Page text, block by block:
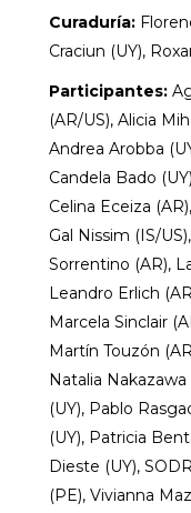
Curaduría:
Craciun (UY),
Participantes:
(AR/US), Alicia
Andrea Arobba
Candela Bado
Celina Eceiza
Gal Nissim (IS/
Sorrentino (AR),
Leandro Erlich
Marcela Sinclair
Martín Touzón
Natalia
(UY), Pablo
(UY), Patricia
Dieste (UY),
(PE), Vivianna